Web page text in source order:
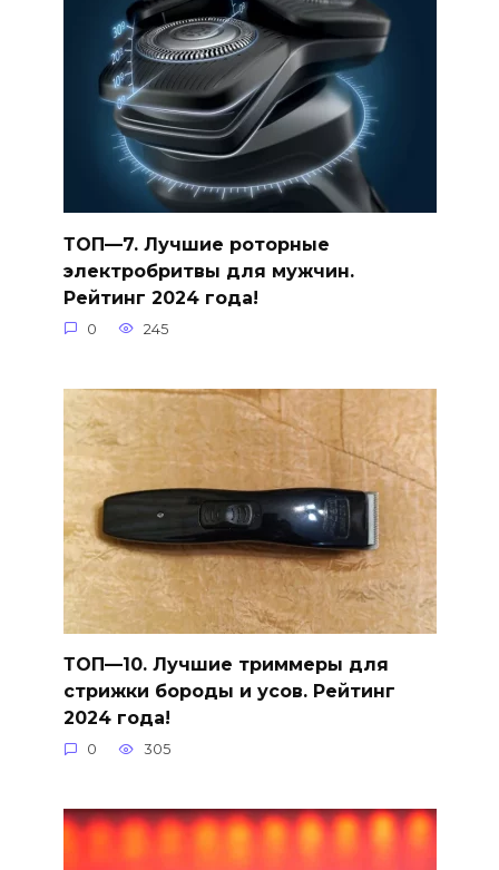
ТОП—7. Лучшие роторные
электробритвы для мужчин.
Рейтинг 2024 года!
0 245
ТОП—10. Лучшие триммеры для
стрижки бороды и усов. Рейтинг
2024 года!
0 305